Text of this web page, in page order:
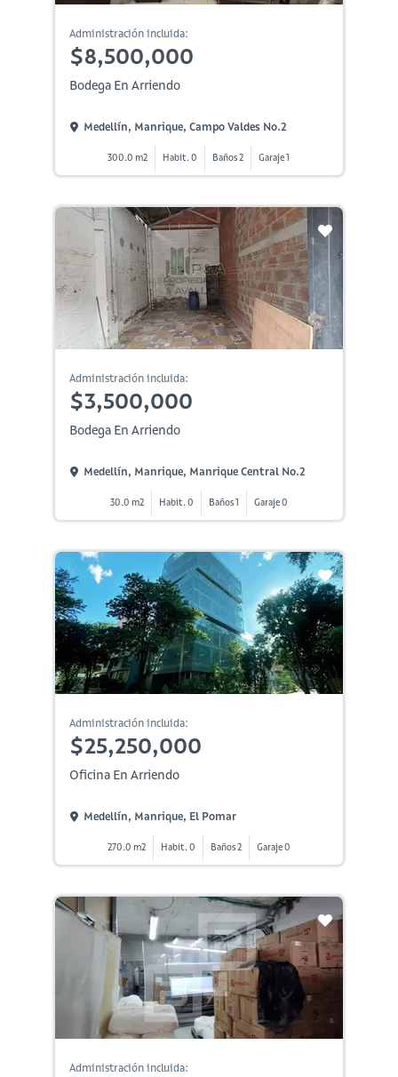
Administración incluida:
$8,500,000
Bodega En Arriendo
Medellín, Manrique, Campo Valdes No.2
300.0 m2 Habit. 0 Baños 2 Garaje 1
Administración incluida:
$3,500,000
Bodega En Arriendo
Medellín, Manrique, Manrique Central No.2
30.0 m2 Habit. 0 Baños 1 Garaje 0
Administración incluida:
$25,250,000
Oficina En Arriendo
Medellín, Manrique, El Pomar
270.0 m2 Habit. 0 Baños 2 Garaje 0
Administración incluida: